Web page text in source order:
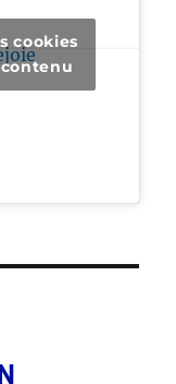
cookies